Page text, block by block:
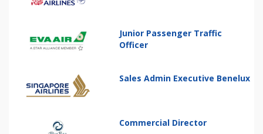
Junior Passenger Traffic
Officer
Sales Admin Executive Benelux
Commercial Director